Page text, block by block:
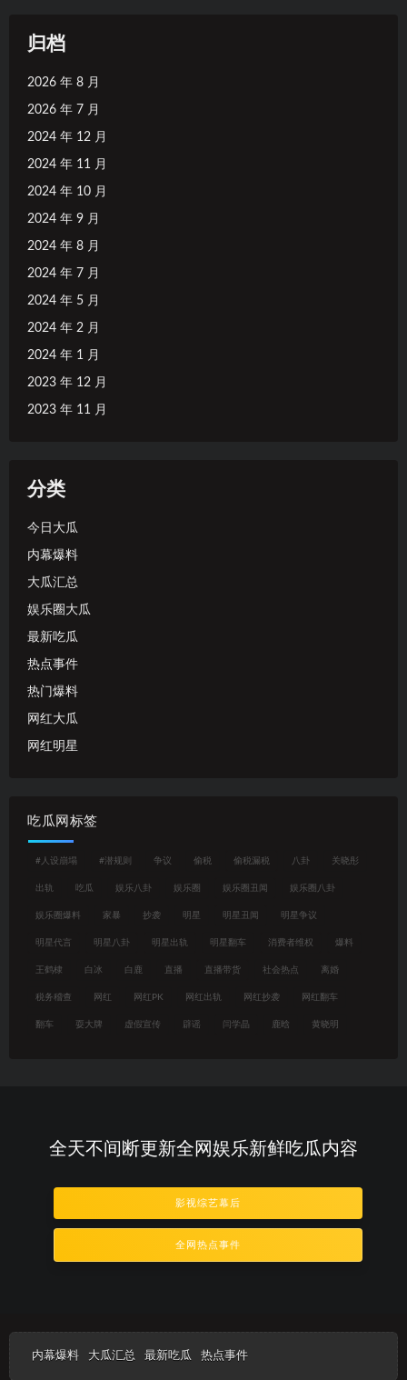
归档
2026 年 8 月
2026 年 7 月
2024 年 12 月
2024 年 11 月
2024 年 10 月
2024 年 9 月
2024 年 8 月
2024 年 7 月
2024 年 5 月
2024 年 2 月
2024 年 1 月
2023 年 12 月
2023 年 11 月
分类
今日大瓜
内幕爆料
大瓜汇总
娱乐圈大瓜
最新吃瓜
热点事件
热门爆料
网红大瓜
网红明星
吃瓜网标签
#人设崩塌 #潜规则 争议 偷税 偷税漏税 八卦 关晓彤
出轨 吃瓜 娱乐八卦 娱乐圈 娱乐圈丑闻 娱乐圈八卦
娱乐圈爆料 家暴 抄袭 明星 明星丑闻 明星争议
明星代言 明星八卦 明星出轨 明星翻车 消费者维权 爆料
王鹤棣 白冰 白鹿 直播 直播带货 社会热点 离婚
税务稽查 网红 网红PK 网红出轨 网红抄袭 网红翻车
翻车 耍大牌 虚假宣传 辟谣 闫学晶 鹿晗 黄晓明
全天不间断更新全网娱乐新鲜吃瓜内容
影视综艺幕后
全网热点事件
内幕爆料 大瓜汇总 最新吃瓜 热点事件